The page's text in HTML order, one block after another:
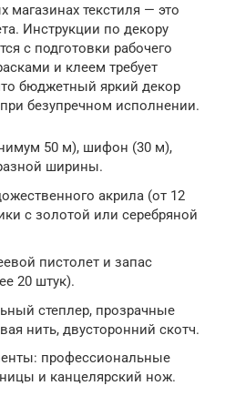
магазинах текстиля — это
Инструкции по декору
с подготовки рабочего
и клеем требует
бюджетный яркий декор
безупречном исполнении.
50 м), шифон (30 м),
ширины.
акрила (от 12
с золотой или серебряной
пистолет и запас
20 штук).
степлер, прозрачные
нить, двусторонний скотч.
профессиональные
и канцелярский нож.